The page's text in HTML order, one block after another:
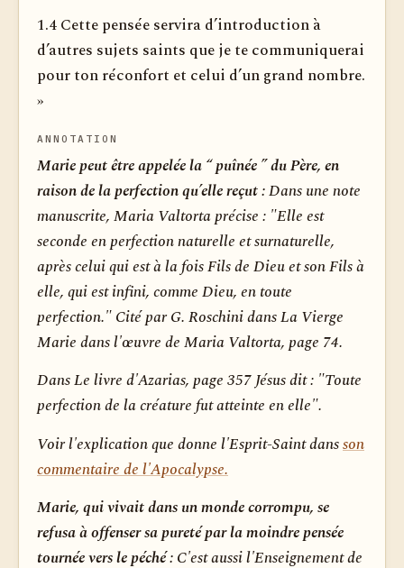
1.4 Cette pensée servira d’introduction à
d’autres sujets saints que je te communiquerai
pour ton réconfort et celui d’un grand nombre.
»
ANNOTATION
Marie peut être appelée la “ puînée ” du Père, en
raison de la perfection qu’elle reçut :Dans une note
manuscrite, Maria Valtorta précise : "Elle est
seconde en perfection naturelle et surnaturelle,
après celui qui est à la fois Fils de Dieu et son Fils à
elle, qui est infini, comme Dieu, en toute
perfection." Cité par G. Roschini dansLa Vierge
Marie dans l'œuvre de Maria Valtorta,page 74.
DansLe livre d'Azarias,page 357 Jésus dit : "Toute
perfection de la créature fut atteinte en elle".
Voir l'explication que donne l'Esprit-Saint dansson
commentaire de l'Apocalypse.
Marie, qui vivait dans un monde corrompu, se
refusa à offenser sa pureté par la moindre pensée
tournée vers le péché :C'est aussi l'Enseignement de